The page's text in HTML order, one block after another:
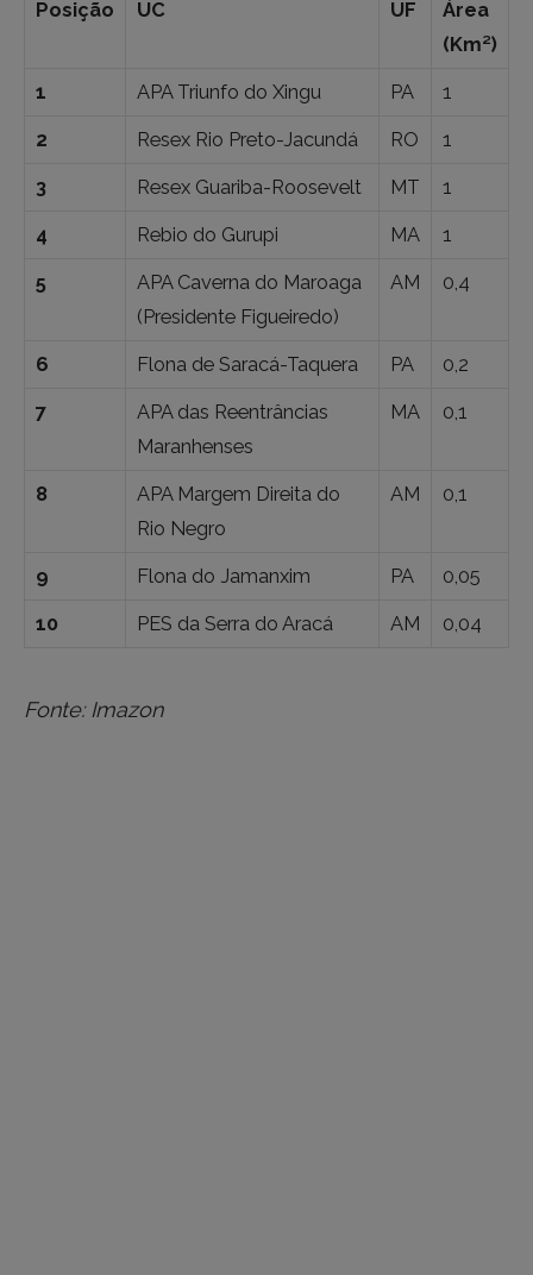
Posição UC UF
Área
(Km²)
1 APA Triunfo do Xingu PA 1
2 Resex Rio Preto-Jacundá RO 1
3 Resex Guariba-Roosevelt MT 1
4 Rebio do Gurupi MA 1
5
APA Caverna do Maroaga
(Presidente Figueiredo)
AM 0,4
6 Flona de Saracá-Taquera PA 0,2
7
APA das Reentrâncias
Maranhenses
MA 0,1
8
APA Margem Direita do
Rio Negro
AM 0,1
9 Flona do Jamanxim PA 0,05
10 PES da Serra do Aracá AM 0,04
Fonte: Imazon